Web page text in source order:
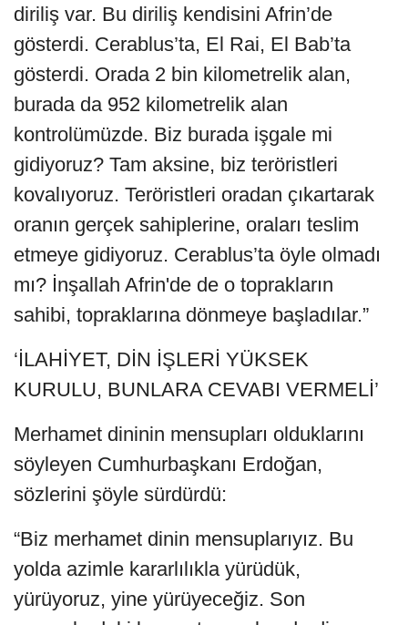
diriliş var. Bu diriliş kendisini Afrin’de
gösterdi. Cerablus’ta, El Rai, El Bab’ta
gösterdi. Orada 2 bin kilometrelik alan,
burada da 952 kilometrelik alan
kontrolümüzde. Biz burada işgale mi
gidiyoruz? Tam aksine, biz teröristleri
kovalıyoruz. Teröristleri oradan çıkartarak
oranın gerçek sahiplerine, oraları teslim
etmeye gidiyoruz. Cerablus’ta öyle olmadı
mı? İnşallah Afrin'de de o toprakların
sahibi, topraklarına dönmeye başladılar.”
‘İLAHİYET, DİN İŞLERİ YÜKSEK
KURULU, BUNLARA CEVABI VERMELİ’
Merhamet dininin mensupları olduklarını
söyleyen Cumhurbaşkanı Erdoğan,
sözlerini şöyle sürdürdü:
“Biz merhamet dinin mensuplarıyız. Bu
yolda azimle kararlılıkla yürüdük,
yürüyoruz, yine yürüyeceğiz. Son